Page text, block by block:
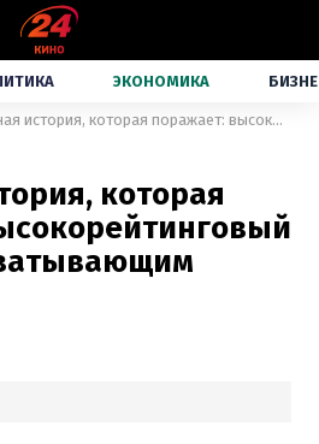
ЭКОНОМИКА
Реальная история, которая поражает: высокорейтинговый фильм с захватывающим сюжетом
которая